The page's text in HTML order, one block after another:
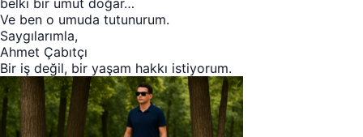
belki bir umut doğar…
Ve ben o umuda tutunurum.
Saygılarımla,
Ahmet Çabıtçı
Bir iş değil, bir yaşam hakkı istiyorum.